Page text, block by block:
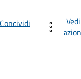
Condividi
Vedi